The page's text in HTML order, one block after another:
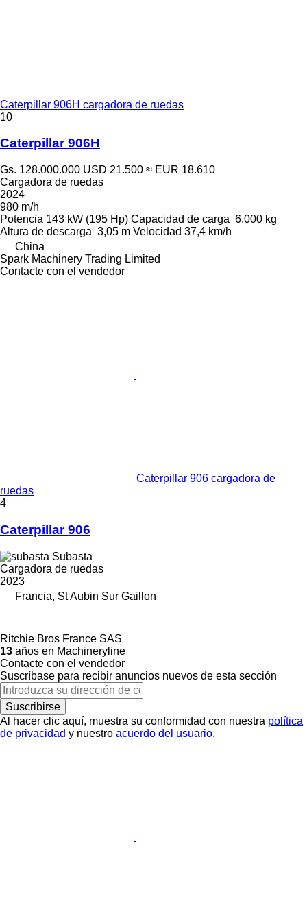
Caterpillar 906H cargadora de ruedas
10
Caterpillar 906H
Gs. 128.000.000 USD 21.500 ≈ EUR 18.610
Cargadora de ruedas
2024
980 m/h
Potencia 143 kW (195 Hp) Capacidad de carga 6.000 kg
Altura de descarga 3,05 m Velocidad 37,4 km/h
China
Spark Machinery Trading Limited
Contacte con el vendedor
Caterpillar 906 cargadora de
ruedas
4
Caterpillar 906
Subasta
Cargadora de ruedas
2023
Francia, St Aubin Sur Gaillon
Ritchie Bros France SAS
13 años en Machineryline
Contacte con el vendedor
Suscríbase para recibir anuncios nuevos de esta sección
Suscribirse
Al hacer clic aquí, muestra su conformidad con nuestra política
de privacidad y nuestro acuerdo del usuario.